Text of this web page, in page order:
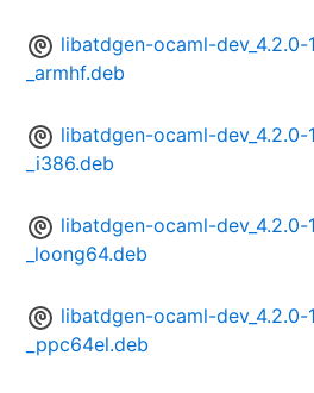
libatdgen-ocaml-dev_4.2.0-
_armhf.deb
libatdgen-ocaml-dev_4.2.0-
_i386.deb
libatdgen-ocaml-dev_4.2.0-
_loong64.deb
libatdgen-ocaml-dev_4.2.0-
_ppc64el.deb